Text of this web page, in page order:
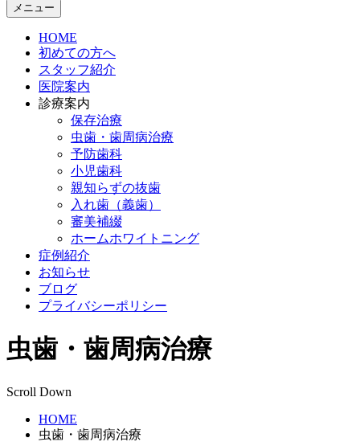
メニュー
HOME
初めての方へ
スタッフ紹介
医院案内
診療案内
保存治療
虫歯・歯周病治療
予防歯科
小児歯科
親知らずの抜歯
入れ歯（義歯）
審美補綴
ホームホワイトニング
症例紹介
お知らせ
ブログ
プライバシーポリシー
虫歯・歯周病治療
Scroll Down
HOME
虫歯・歯周病治療